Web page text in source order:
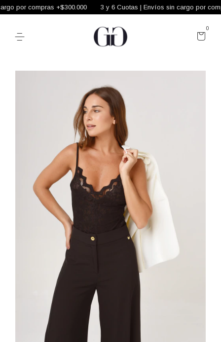
por compras +$300.000 3 y 6 Cuotas | Envíos sin cargo por
0